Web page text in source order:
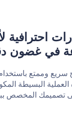
لأي
غضون دقائق
باستخدام صانع
المخصص ببضع